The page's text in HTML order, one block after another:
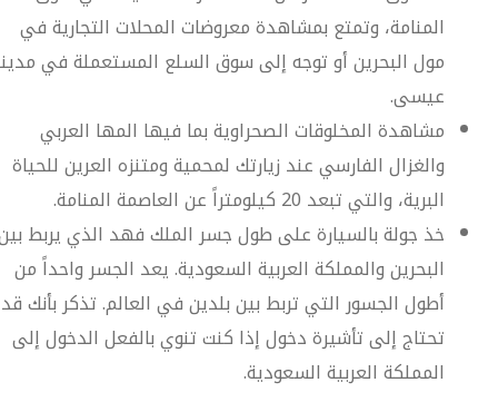
المنامة، وتمتع بمشاهدة معروضات المحلات التجارية في
مول البحرين أو توجه إلى سوق السلع المستعملة في
عيسى.
مشاهدة المخلوقات الصحراوية بما فيها المها العربي
والغزال الفارسي عند زيارتك لمحمية ومتنزه العرين للحياة
البرية، والتي تبعد 20 كيلومتراً عن العاصمة المنامة.
خذ جولة بالسيارة على طول جسر الملك فهد الذي يربط
البحرين والمملكة العربية السعودية. يعد الجسر واحداً من
أطول الجسور التي تربط بين بلدين في العالم. تذكر بأنك قد
تحتاج إلى تأشيرة دخول إذا كنت تنوي بالفعل الدخول إلى
المملكة العربية السعودية.